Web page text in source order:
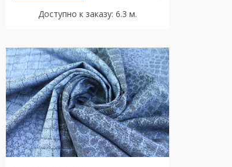
Доступно к заказу: 6.3 м.